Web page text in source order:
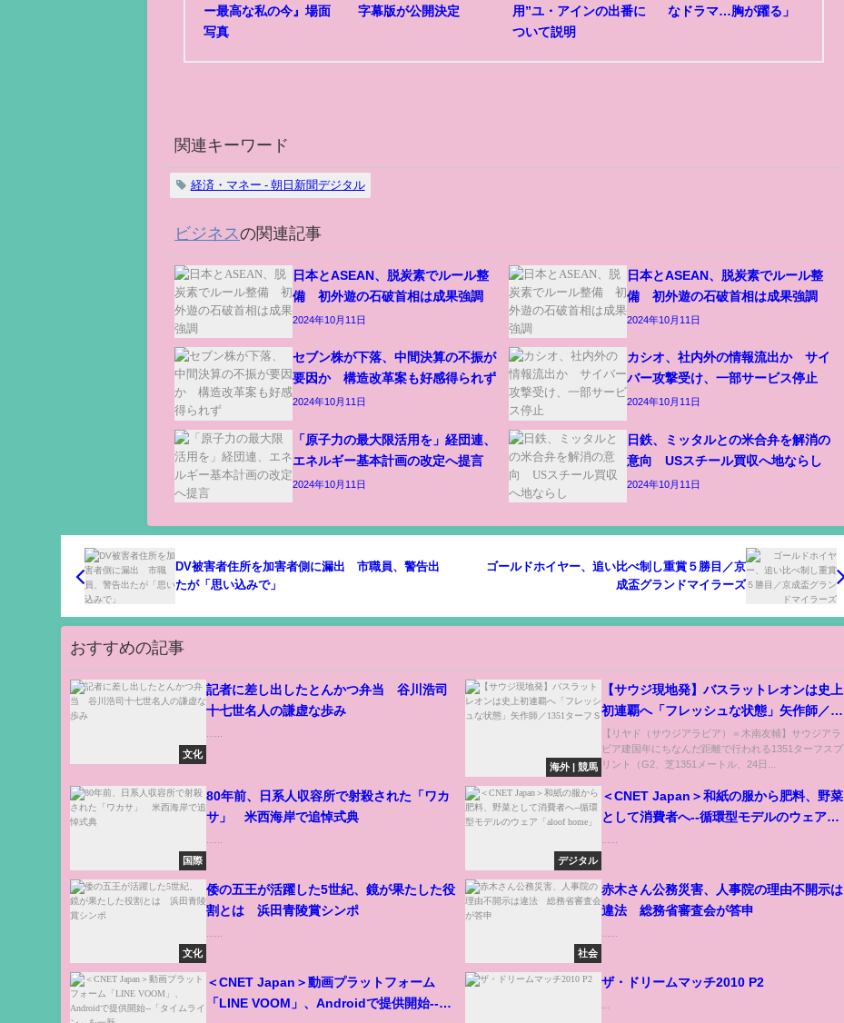
ー最高な私の今』場面
写真
字幕版が公開決定
用”ユ・アインの出番に
ついて説明
なドラマ…胸が躍る」
関連キーワード
経済・マネー - 朝日新聞デジタル
ビジネスの関連記事
日本とASEAN、脱炭素でルール整
備 初外遊の石破首相は成果強調
2024年10月11日
日本とASEAN、脱炭素でルール整
備 初外遊の石破首相は成果強調
2024年10月11日
セブン株が下落、中間決算の不振が
要因か 構造改革案も好感得られず
2024年10月11日
カシオ、社内外の情報流出か サイ
バー攻撃受け、一部サービス停止
2024年10月11日
「原子力の最大限活用を」経団連、
エネルギー基本計画の改定へ提言
2024年10月11日
日鉄、ミッタルとの米合弁を解消の
意向 USスチール買収へ地ならし
2024年10月11日
DV被害者住所を加害者側に漏出 市職員、警告出
たが「思い込みで」
ゴールドホイヤー、追い比べ制し重賞５勝目／京
成盃グランドマイラーズ
おすすめの記事
文化
記者に差し出したとんかつ弁当 谷川浩司
十七世名人の謙虚な歩み
海外 | 競馬
【サウジ現地発】バスラットレオンは史上
初連覇へ「フレッシュな状態」矢作師／
1351ターフＳ
【リヤド（サウジアラビア）＝木南友輔】サウジアラ
ビア建国年にちなんだ距離で行われる1351ターフスプ
リント（G2、芝1351メートル、24日...
国際
80年前、日系人収容所で射殺された「ワカ
サ」 米西海岸で追悼式典
デジタル
＜CNET Japan＞和紙の服から肥料、野菜
として消費者へ--循環型モデルのウェア
文化
倭の五王が活躍した5世紀、鏡が果たした役
割とは 浜田青陵賞シンポ
社会
赤木さん公務災害、人事院の理由不開示は
違法 総務省審査会が答申
＜CNET Japan＞動画プラットフォーム
「LINE VOOM」、Androidで提供開始--
ザ・ドリームマッチ2010 P2